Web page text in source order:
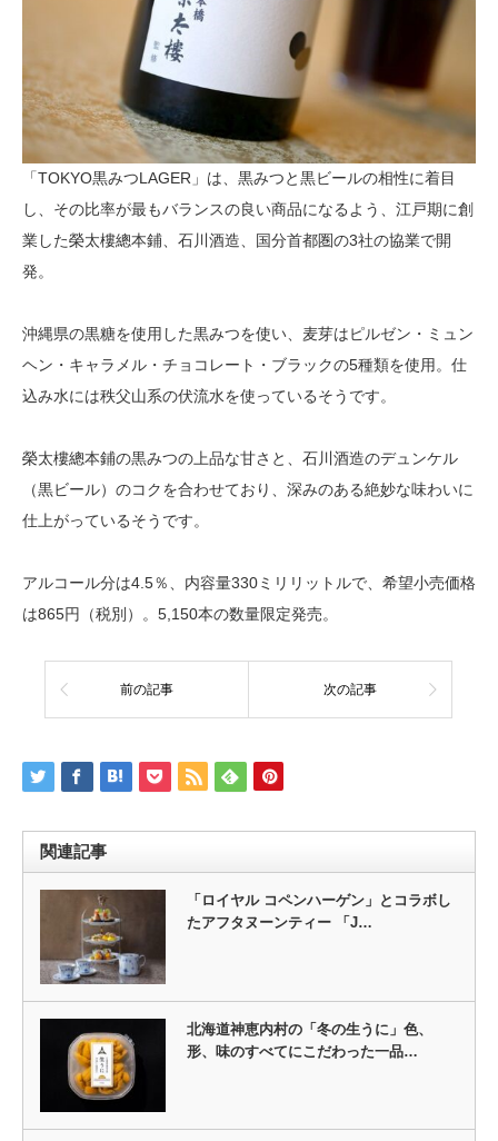
「TOKYO黒みつLAGER」は、黒みつと黒ビールの相性に着目
し、その比率が最もバランスの良い商品になるよう、江戸期に創
業した榮太樓總本鋪、石川酒造、国分首都圏の3社の協業で開
発。
沖縄県の黒糖を使用した黒みつを使い、麦芽はピルゼン・ミュン
ヘン・キャラメル・チョコレート・ブラックの5種類を使用。仕
込み水には秩父山系の伏流水を使っているそうです。
榮太樓總本鋪の黒みつの上品な甘さと、石川酒造のデュンケル
（黒ビール）のコクを合わせており、深みのある絶妙な味わいに
仕上がっているそうです。
アルコール分は4.5％、内容量330ミリリットルで、希望小売価格
は865円（税別）。5,150本の数量限定発売。
前の記事 次の記事
関連記事
「ロイヤル コペンハーゲン」とコラボし
たアフタヌーンティー 「J…
北海道神恵内村の「冬の生うに」色、
形、味のすべてにこだわった一品…